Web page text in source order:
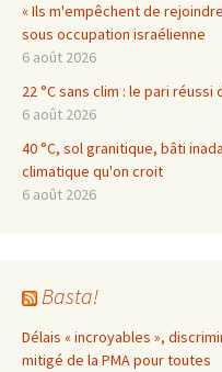
« Ils m'empêchent de
sous occupation israélienne
6 août 2026
22 °C sans clim : le pari
6 août 2026
40 °C, sol granitique, bâti
climatique qu'on croit
6 août 2026
Basta!
Délais « incroyables »,
mitigé de la PMA pour toutes